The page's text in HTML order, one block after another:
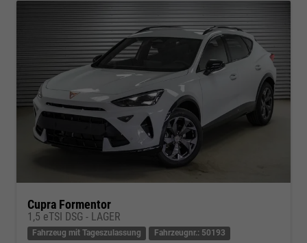
Cupra Formentor
1,5 eTSI DSG - LAGER
Fahrzeug mit Tageszulassung Fahrzeugnr.: 50193